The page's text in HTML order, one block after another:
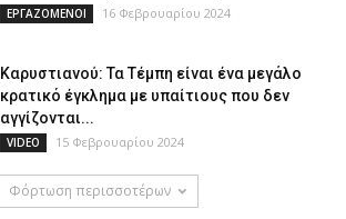
ΕΡΓΑΖΟΜΕΝΟΙ 16 Φεβρουαρίου 2024
Καρυστιανού: Τα Τέμπη είναι ένα μεγάλο
κρατικό έγκλημα με υπαίτιους που δεν
αγγίζονται...
VIDEO 15 Φεβρουαρίου 2024
Φόρτωση περισσοτέρων